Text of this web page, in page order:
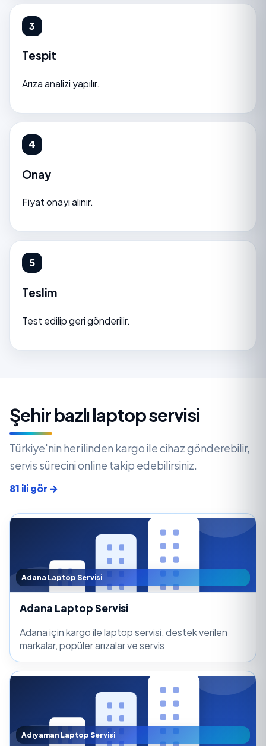
Tespit
Arıza analizi yapılır.
Onay
Fiyat onayı alınır.
Teslim
Test edilip geri gönderilir.
Şehir bazlı laptop servisi
Türkiye'nin her ilinden kargo ile cihaz gönderebilir,
servis sürecini online takip edebilirsiniz.
81 ili gör →
Adana Laptop Servisi
Adana Laptop Servisi
Adana için kargo ile laptop servisi, destek verilen
markalar, popüler arızalar ve servis
Adıyaman Laptop Servisi